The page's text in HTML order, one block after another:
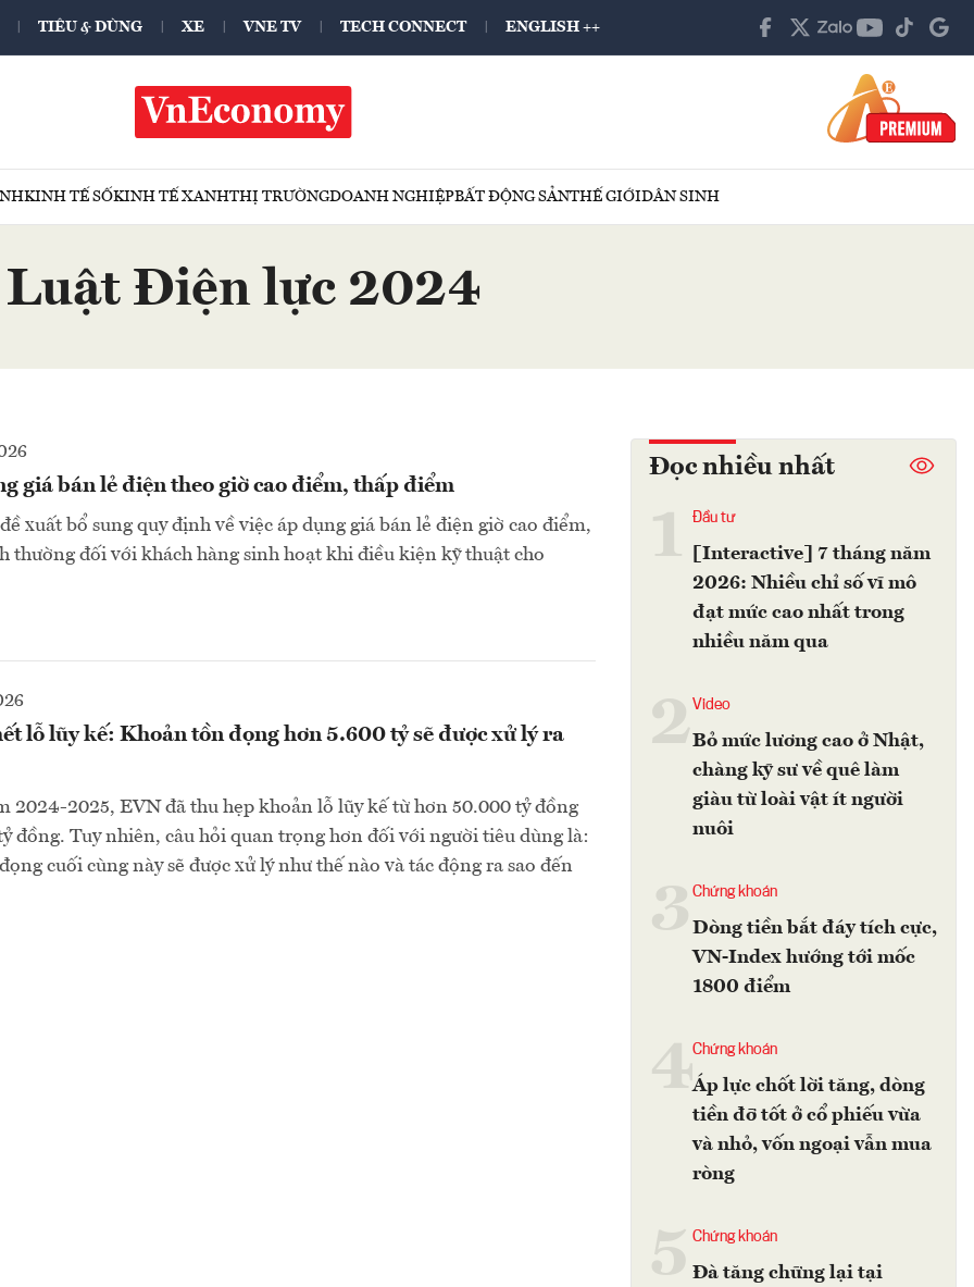
TIÊU & DÙNG XE VNE TV TECH CONNECT ENGLISH ++
KINH TẾ SỐKINH TẾ XANHTHỊ TRƯỜNGDOANH NGHIỆPBẤT ĐỘNG SẢNTHẾ GIỚIDÂN SINH
Luật Điện lực 2024
giá bán lẻ điện theo giờ cao điểm, thấp điểm
xuất bổ sung quy định về việc áp dụng giá bán lẻ điện giờ cao điểm,
thường đối với khách hàng sinh hoạt khi điều kiện kỹ thuật cho
lỗ lũy kế: Khoản tồn đọng hơn 5.600 tỷ sẽ được xử lý ra
2024-2025, EVN đã thu hẹp khoản lỗ lũy kế từ hơn 50.000 tỷ đồng
đồng. Tuy nhiên, câu hỏi quan trọng hơn đối với người tiêu dùng là:
cuối cùng này sẽ được xử lý như thế nào và tác động ra sao đến
Đọc nhiều nhất
Đầu tư
[Interactive] 7 tháng năm
2026: Nhiều chỉ số vĩ mô
đạt mức cao nhất trong
nhiều năm qua
2Video
Bỏ mức lương cao ở Nhật,
chàng kỹ sư về quê làm
giàu từ loài vật ít người
nuôi
Chứng khoán
Dòng tiền bắt đáy tích cực,
VN-Index hướng tới mốc
1800 điểm
4Chứng khoán
Áp lực chốt lời tăng, dòng
tiền đỡ tốt ở cổ phiếu vừa
và nhỏ, vốn ngoại vẫn mua
ròng
Chứng khoán
Đà tăng chững lại tại